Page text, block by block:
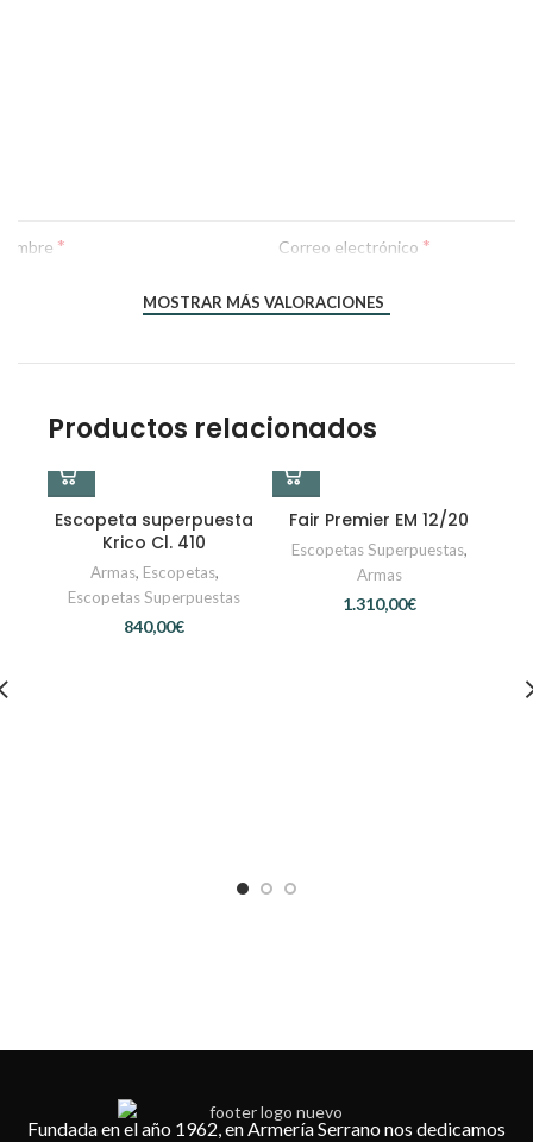
* Correo electrónico *
MOSTRAR MÁS VALORACIONES
Productos relacionados
Escopeta superpuesta
Krico Cl. 410
Armas, Escopetas,
Escopetas Superpuestas
€
Fair Premier EM 12/20
Escopetas Superpuestas,
Armas
€
Fundada en el año 1962, en Armería Serrano nos dedicamos